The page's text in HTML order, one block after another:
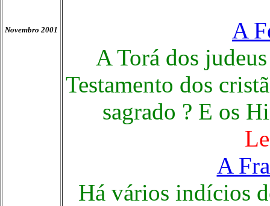
Novembro 2001
A
A Torá dos
Testamento dos
sagrado ? E os
A
Há vários indícios